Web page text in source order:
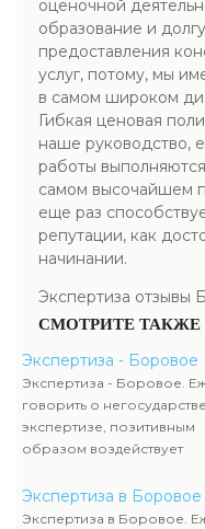
оценочной
образование и
предоставления
услуг, потому, мы
в самом широком
Гибкая ценовая
наше руководство,
работы
самом высочайшем
еще раз
репутации, как
начинании.
Экспертиза отзывы
СМОТРИТЕ ТАКЖЕ
Экспертиза - Боровое
Экспертиза - Боровое.
говорить о
экспертизе, позитивным
образом воздействует
конкуренция, которая
способствует
Экспертиза в Боровое
Экспертиза в Боровое.